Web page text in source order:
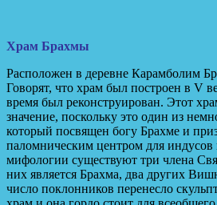
Храм Брахмы
Расположен в деревне Карамболим
Говорят, что храм был построен в V
время был реконструирован. Этот
значение, поскольку это один из
который посвящен богу Брахме и
паломническим центром для
мифологии существуют три члена
них является Брахма, два других
число поклонников перенесло